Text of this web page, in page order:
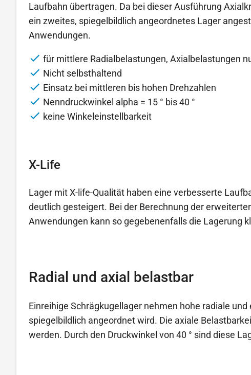
Laufbahn übertragen. Da bei dieser Ausführung
ein zweites, spiegelbildlich angeordnetes Lager
Anwendungen.
für mittlere Radialbelastungen, Axialbelastungen
Nicht selbsthaltend
Einsatz bei mittleren bis hohen Drehzahlen
Nenndruckwinkel alpha = 15 ° bis 40 °
keine Winkeleinstellbarkeit
X-Life
Lager mit X-life-Qualität haben eine verbesserte
deutlich gesteigert. Bei der Berechnung der
Anwendungen kann so gegebenenfalls die Lagerung
Radial und axial belastbar
Einreihige Schrägkugellager nehmen hohe radiale
spiegelbildlich angeordnet wird. Die axiale
werden. Durch den Druckwinkel von 40 ° sind diese